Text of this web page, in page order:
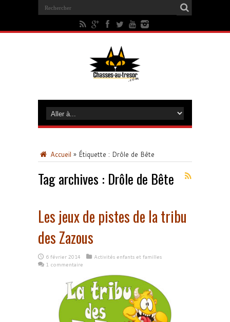
Accueil » Étiquette : Drôle de Bête
Tag archives : Drôle de Bête
Les jeux de pistes de la tribu
des Zazous
6 février 2014
Activités enfants et familles
1 commentaire